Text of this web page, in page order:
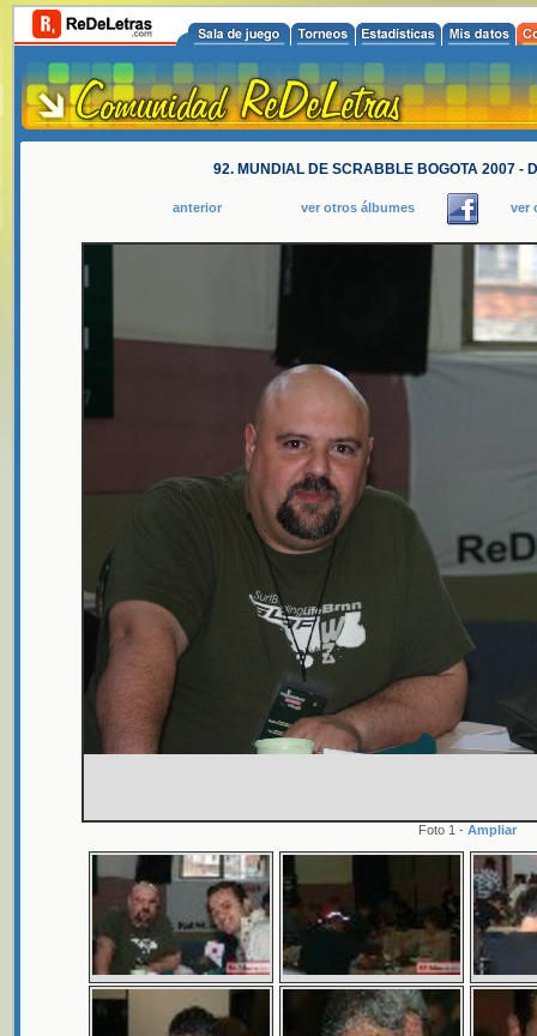
92. MUNDIAL DE SCRABBLE BOGOTA 2007 -
anterior ver otros álbumes ver
Foto 1 - Ampliar